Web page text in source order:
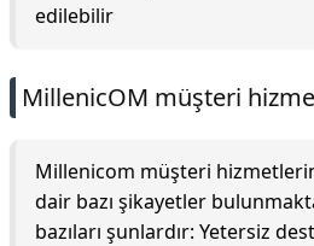
edilebilir
MillenicOM müşteri
Millenicom müşteri
dair bazı şikayetler
bazıları şunlardır: Yetersiz